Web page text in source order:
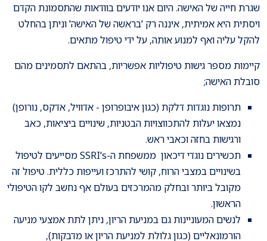
שגרת חייה של האישה. היום אנו יודעים בוודאות שהתסמונת הקדם
ויסתית היא אמיתית, איננה רק 'בראשה של האישה' וניתן בהחלט
להקל עליה ואף למנוע אותה, על ידי טיפול מתאים.
קיימות מספר גישות טיפוליות אפשריות, בהתאם לתסמינים מהם
סובלת האישה;
תרופות נוגדות דלקת (כגון איבופרופן - אדוויל, אדקס, נורופן)
נמצאו יעלות להתכווצויות הבטניות, שינויים ביציאות, כאב
ורגישות בחזה וכאבי ראש.
תכשירים נוגדי דיכאון ממשפחת ה-SSRI's מסייעים לטיפול
בשינויים במצבי הרוח, קושי להתרכז ועייפות כללית. טיפול זה
מקובל ביותר ובחלק מהמרכזים בעולם אף נחשב לקו הטיפולי
הראשון.
לנשים המעוניינות גם במניעת הריון, ניתן לתת אמצעי מניעה
הורמונאליים (כגון גלולת למניעת הריון או מדבקות),